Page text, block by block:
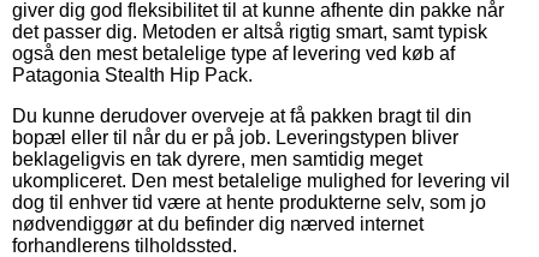
giver dig god fleksibilitet til at kunne afhente din pakke når
det passer dig. Metoden er altså rigtig smart, samt typisk
også den mest betalelige type af levering ved køb af
Patagonia Stealth Hip Pack.
Du kunne derudover overveje at få pakken bragt til din
bopæl eller til når du er på job. Leveringstypen bliver
beklageligvis en tak dyrere, men samtidig meget
ukompliceret. Den mest betalelige mulighed for levering vil
dog til enhver tid være at hente produkterne selv, som jo
nødvendiggør at du befinder dig nærved internet
forhandlerens tilholdssted.